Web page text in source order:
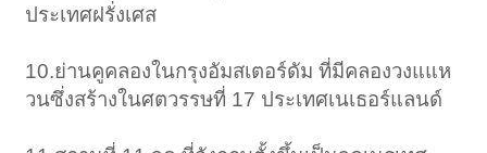
ประเทศฝรั่งเศส
10.ย่านคูคลองในกรุงอัมสเตอร์ดัม ที่มีคลองวงแแห
วนซึ่งสร้างในศตวรรษที่ 17 ประเทศเนเธอร์แลนด์